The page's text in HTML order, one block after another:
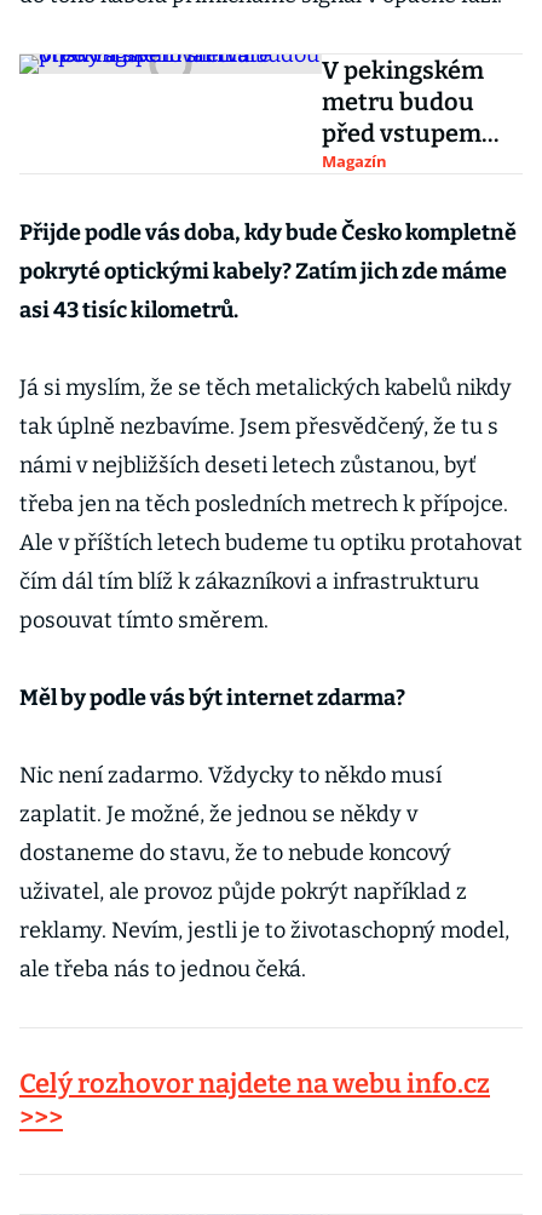
V pekingském
metru budou
před vstupem
snímat otisky a
Magazín
Přijde podle vás doba, kdy bude Česko kompletně
pokryté optickými kabely? Zatím jich zde máme
asi 43 tisíc kilometrů.
Já si myslím, že se těch metalických kabelů nikdy
tak úplně nezbavíme. Jsem přesvědčený, že tu s
námi v nejbližších deseti letech zůstanou, byť
třeba jen na těch posledních metrech k přípojce.
Ale v příštích letech budeme tu optiku protahovat
čím dál tím blíž k zákazníkovi a infrastrukturu
posouvat tímto směrem.
Měl by podle vás být internet zdarma?
Nic není zadarmo. Vždycky to někdo musí
zaplatit. Je možné, že jednou se někdy v
dostaneme do stavu, že to nebude koncový
uživatel, ale provoz půjde pokrýt například z
reklamy. Nevím, jestli je to životaschopný model,
ale třeba nás to jednou čeká.
Celý rozhovor najdete na webu info.cz
>>>